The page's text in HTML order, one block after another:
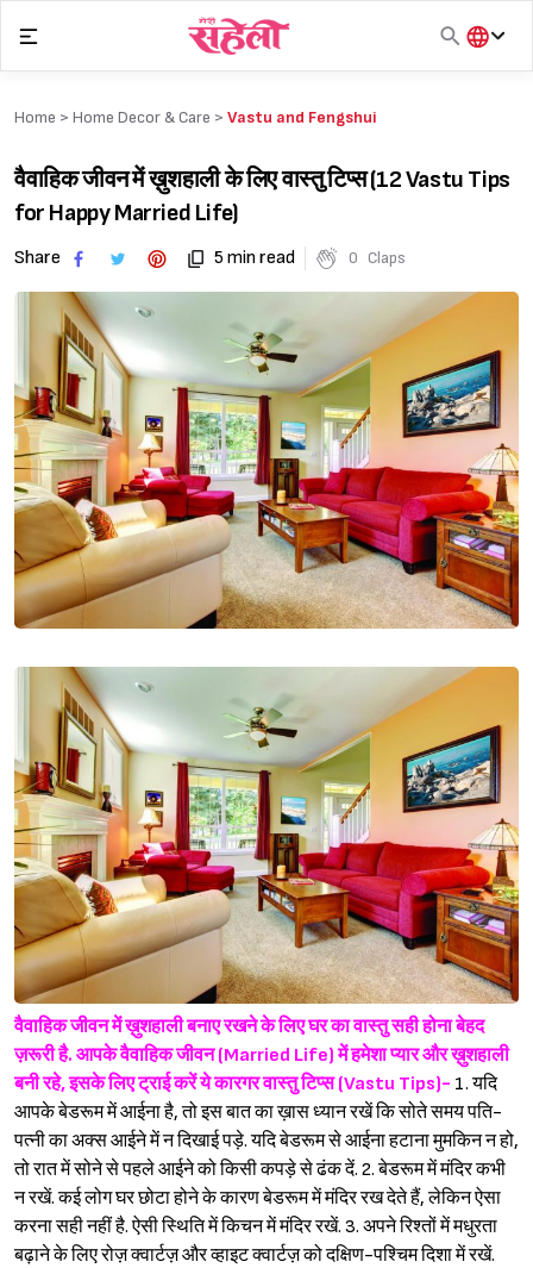
content
हिंदी
Home > Home Decor & Care > Vastu and Fengshui
वैवाहिक जीवन में ख़ुशहाली के लिए वास्तु टिप्स (12 Vastu Tips
for Happy Married Life)
Share 5 min read 0 Claps
वैवाहिक जीवन में ख़ुशहाली बनाए रखने के लिए घर का वास्तु सही होना बेहद
ज़रूरी है. आपके वैवाहिक जीवन (Married Life) में हमेशा प्यार और ख़ुशहाली
बनी रहे, इसके लिए ट्राई करें ये कारगर वास्तु टिप्स (Vastu Tips)- 1. यदि
आपके बेडरूम में आईना है, तो इस बात का ख़ास ध्यान रखें कि सोते समय पति-
पत्नी का अक्स आईने में न दिखाई पड़े. यदि बेडरूम से आईना हटाना मुमकिन न हो,
तो रात में सोने से पहले आईने को किसी कपड़े से ढंक दें. 2. बेडरूम में मंदिर कभी
न रखें. कई लोग घर छोटा होने के कारण बेडरूम में मंदिर रख देते हैं, लेकिन ऐसा
करना सही नहीं है. ऐसी स्थिति में किचन में मंदिर रखें. 3. अपने रिश्तों में मधुरता
बढ़ाने के लिए रोज़ क्वार्टज़ और व्हाइट क्वार्टज़ को दक्षिण-पश्‍चिम दिशा में रखें.